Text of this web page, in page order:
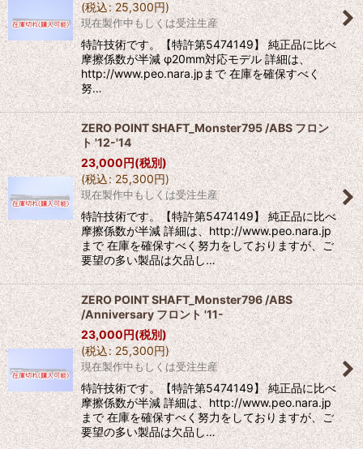
(税込: 25,300円)
現在製作中もしくは受注生産
特許技術です。【特許第5474149】 純正品に比べ
摩擦係数が半減 φ20mm対応モデル 詳細は、
http://www.peo.nara.jpまで 在庫を確保すべく
努…
ZERO POINT SHAFT_Monster795 /ABS フロン
ト '12-'14
23,000円(税別)
(税込: 25,300円)
現在製作中もしくは受注生産
特許技術です。【特許第5474149】 純正品に比べ
摩擦係数が半減 詳細は、http://www.peo.nara.jp
まで 在庫を確保すべく努力をしておりますが、ご
要望の多い製品は欠品し…
ZERO POINT SHAFT_Monster796 /ABS
/Anniversary フロント '11-
23,000円(税別)
(税込: 25,300円)
現在製作中もしくは受注生産
特許技術です。【特許第5474149】 純正品に比べ
摩擦係数が半減 詳細は、http://www.peo.nara.jp
まで 在庫を確保すべく努力をしておりますが、ご
要望の多い製品は欠品し…